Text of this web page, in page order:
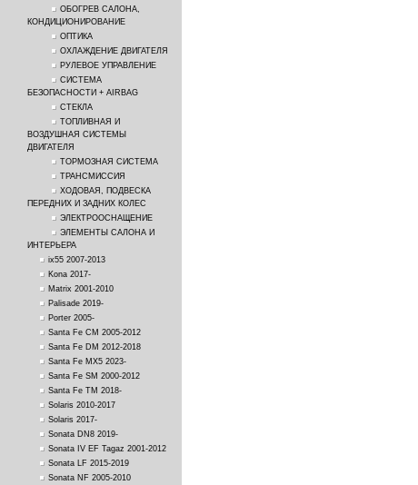
ОБОГРЕВ САЛОНА,
КОНДИЦИОНИРОВАНИЕ
ОПТИКА
ОХЛАЖДЕНИЕ ДВИГАТЕЛЯ
РУЛЕВОЕ УПРАВЛЕНИЕ
СИСТЕМА
БЕЗОПАСНОСТИ + AIRBAG
СТЕКЛА
ТОПЛИВНАЯ И
ВОЗДУШНАЯ СИСТЕМЫ
ДВИГАТЕЛЯ
ТОРМОЗНАЯ СИСТЕМА
ТРАНСМИССИЯ
ХОДОВАЯ, ПОДВЕСКА
ПЕРЕДНИХ И ЗАДНИХ КОЛЕС
ЭЛЕКТРООСНАЩЕНИЕ
ЭЛЕМЕНТЫ САЛОНА И
ИНТЕРЬЕРА
ix55 2007-2013
Kona 2017-
Matrix 2001-2010
Palisade 2019-
Porter 2005-
Santa Fe CM 2005-2012
Santa Fe DM 2012-2018
Santa Fe MX5 2023-
Santa Fe SM 2000-2012
Santa Fe TM 2018-
Solaris 2010-2017
Solaris 2017-
Sonata DN8 2019-
Sonata IV EF Tagaz 2001-2012
Sonata LF 2015-2019
Sonata NF 2005-2010